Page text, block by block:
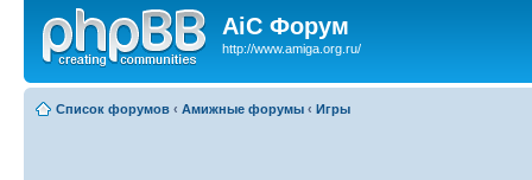
AiC Форум
http://www.amiga.org.ru/
Список форумов ‹ Амижные форумы ‹ Игры